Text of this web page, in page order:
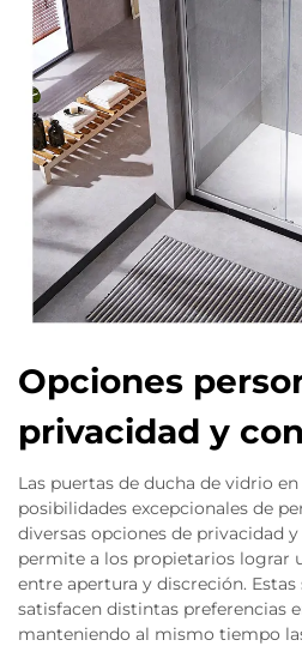
Opciones
privacidad y
Las puertas de ducha de vidrio
posibilidades excepcionales de
diversas opciones de privacidad
permite a los propietarios lograr
entre apertura y discreción.
satisfacen distintas preferencias
manteniendo al mismo tiempo